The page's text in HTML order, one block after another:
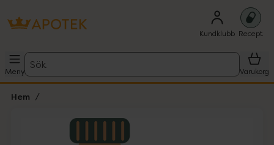
Kundklubb Recept
Meny
Sök
Varukorg
Hem
Lista: . Innehåller 1 objekt.